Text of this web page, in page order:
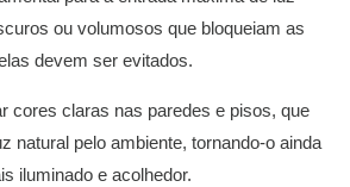
ou volumosos que bloqueiam as
devem ser evitados.
cores claras nas paredes e pisos, que
natural pelo ambiente, tornando-o ainda
iluminado e acolhedor.